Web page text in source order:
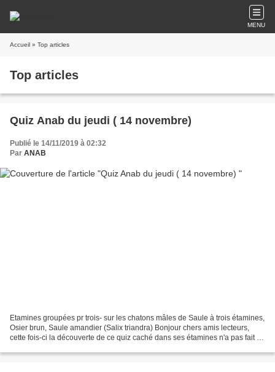
MENU
Accueil » Top articles
Top articles
Quiz Anab du jeudi ( 14 novembre)
Publié le 14/11/2019 à 02:32
Par ANAB
Etamines groupées pr trois- sur les chatons mâles de Saule à trois étamines,
Osier brun, Saule amandier (Salix triandra) Bonjour chers amis lecteurs,
cette fois-ci la découverte de ce quiz caché dans ses étamines n'a pas fait un